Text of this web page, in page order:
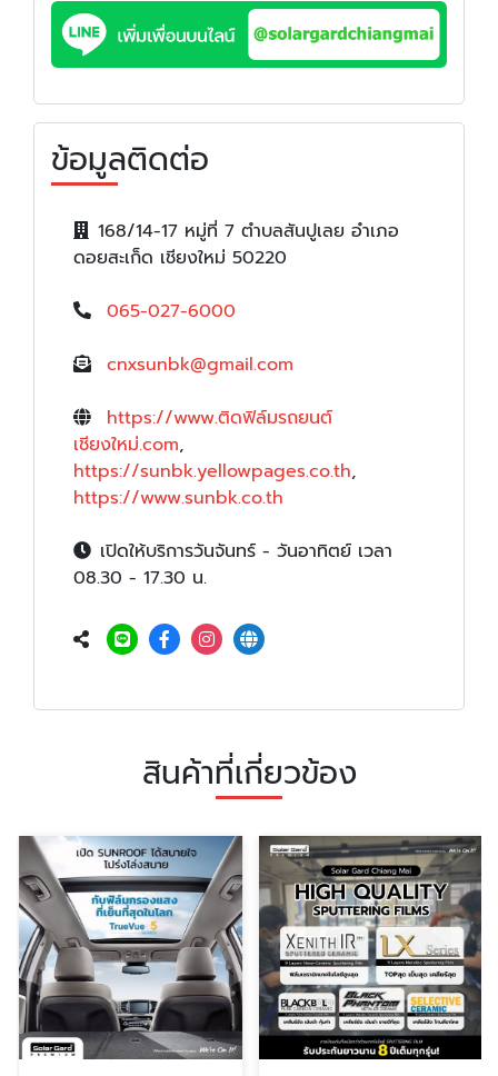
ข้อมูลติดต่อ
168/14-17 หมู่ที่ 7 ตำบลสันปูเลย อำเภอ
ดอยสะเก็ด เชียงใหม่ 50220
065-027-6000
cnxsunbk@gmail.com
https://www.ติดฟิล์มรถยนต์
เชียงใหม่.com,
https://sunbk.yellowpages.co.th,
https://www.sunbk.co.th
เปิดให้บริการวันจันทร์ - วันอาทิตย์ เวลา
08.30 - 17.30 น.
สินค้าที่เกี่ยวข้อง